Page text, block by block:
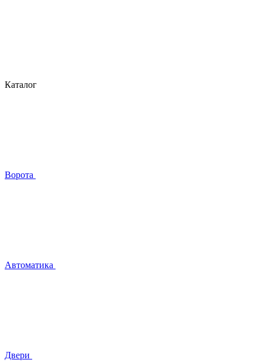
Каталог
Ворота
Автоматика
Двери